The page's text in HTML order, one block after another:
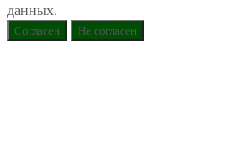
данных.
Согласен Не согласен